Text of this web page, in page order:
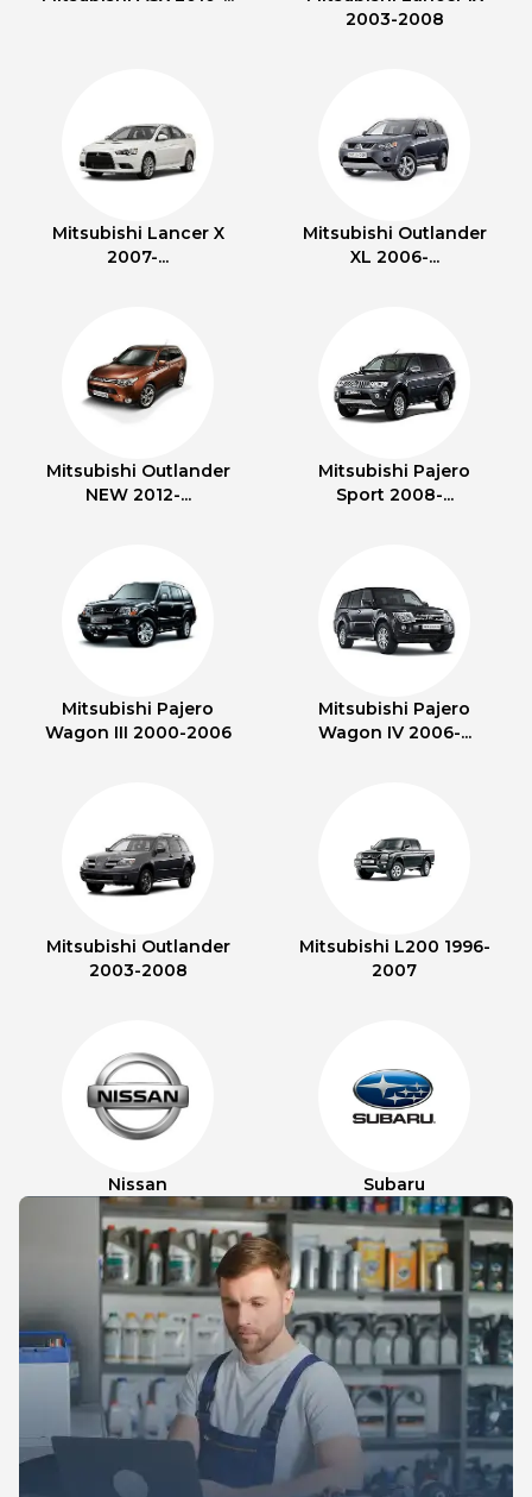
2003-2008
Mitsubishi Lancer X
2007-...
Mitsubishi Outlander
XL 2006-...
Mitsubishi Outlander
NEW 2012-...
Mitsubishi Pajero
Sport 2008-...
Mitsubishi Pajero
Wagon III 2000-2006
Mitsubishi Pajero
Wagon IV 2006-...
Mitsubishi Outlander
2003-2008
Mitsubishi L200 1996-
2007
Nissan Subaru